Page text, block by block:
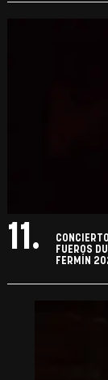
11.
FUEROS
FERMÍN